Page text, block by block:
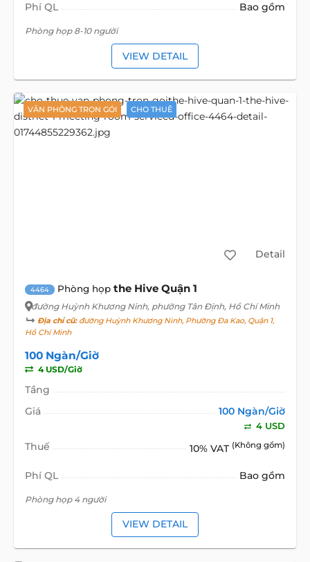
Phí QL Bao gồm
Phòng họp 8-10 người
VIEW DETAIL
VĂN PHÒNG TRỌN GÓI CHO THUÊ
Detail
4464 Phòng họp the Hive Quận 1
đường Huỳnh Khương Ninh, phường Tân Định, Hồ Chí Minh
Địa chỉ cũ:đường Huỳnh Khương Ninh, Phường Đa Kao, Quận 1,
Hồ Chí Minh
100 Ngàn/Giờ
4 USD/Giờ
Tầng
Giá
100 Ngàn/Giờ
4 USD
Thuế 10% VAT (Không gồm)
Phí QL Bao gồm
Phòng họp 4 người
VIEW DETAIL